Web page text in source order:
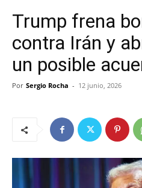
Trump frena
contra Irán y
un posible
Por Sergio Rocha - 12 junio, 2026